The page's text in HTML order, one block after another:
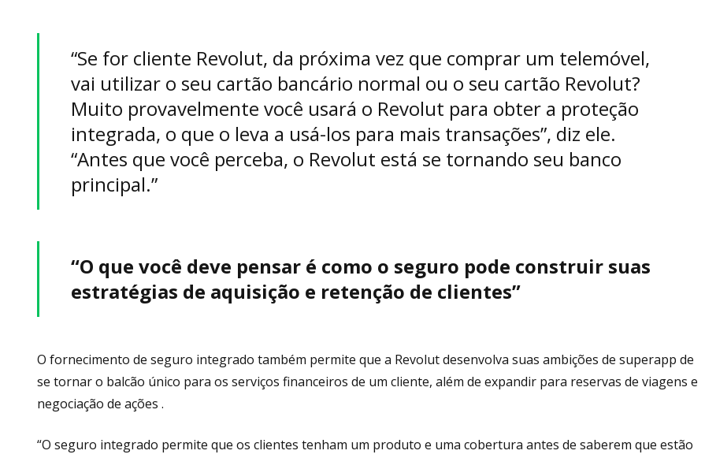
“Se for cliente Revolut, da próxima vez que comprar um telemóvel,
vai utilizar o seu cartão bancário normal ou o seu cartão Revolut?
Muito provavelmente você usará o Revolut para obter a proteção
integrada, o que o leva a usá-los para mais transações”, diz ele.
“Antes que você perceba, o Revolut está se tornando seu banco
principal.”
“O que você deve pensar é como o seguro pode construir suas
estratégias de aquisição e retenção de clientes”
O fornecimento de seguro integrado também permite que a Revolut desenvolva suas ambições de superapp de
se tornar o balcão único para os serviços financeiros de um cliente, além de expandir para reservas de viagens e
negociação de ações .
“O seguro integrado permite que os clientes tenham um produto e uma cobertura antes de saberem que estão